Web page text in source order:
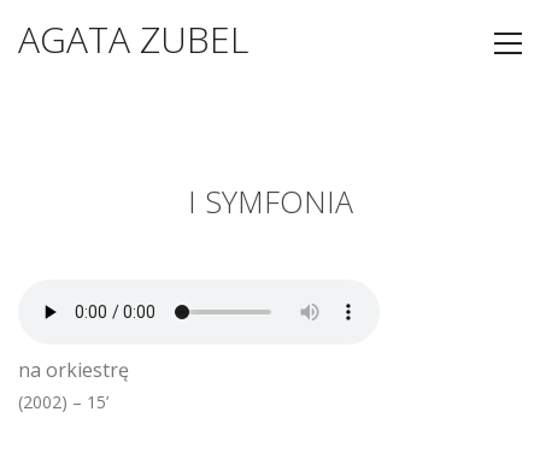
AGATA ZUBEL
I SYMFONIA
na orkiestrę
(2002) – 15’